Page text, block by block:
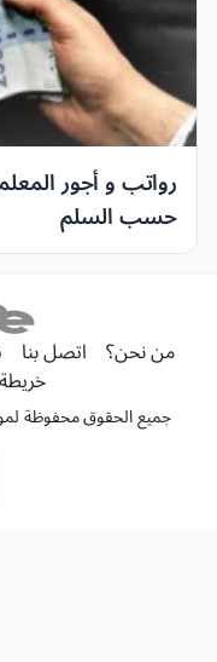
رواتب و أجور
حسب السلم
من نحن؟ اتصل بنا
جميع الحقوق محفوظة لموقع وثيقة